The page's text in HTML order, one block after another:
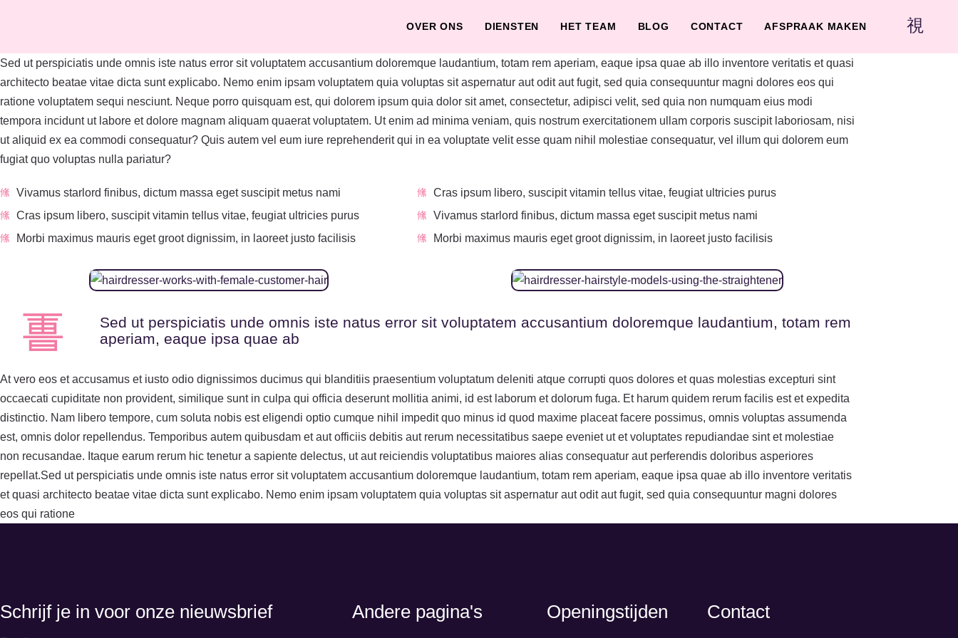
OVER ONS DIENSTEN HET TEAM BLOG CONTACT AFSPRAAK MAKEN
Sed ut perspiciatis unde omnis iste natus error sit voluptatem accusantium doloremque laudantium, totam rem aperiam, eaque ipsa quae ab illo inventore veritatis et quasi
architecto beatae vitae dicta sunt explicabo. Nemo enim ipsam voluptatem quia voluptas sit aspernatur aut odit aut fugit, sed quia consequuntur magni dolores eos qui
ratione voluptatem sequi nesciunt. Neque porro quisquam est, qui dolorem ipsum quia dolor sit amet, consectetur, adipisci velit, sed quia non numquam eius modi
tempora incidunt ut labore et dolore magnam aliquam quaerat voluptatem. Ut enim ad minima veniam, quis nostrum exercitationem ullam corporis suscipit laboriosam, nisi
ut aliquid ex ea commodi consequatur? Quis autem vel eum iure reprehenderit qui in ea voluptate velit esse quam nihil molestiae consequatur, vel illum qui dolorem eum
fugiat quo voluptas nulla pariatur?
Vivamus starlord finibus, dictum massa eget suscipit metus nami
Cras ipsum libero, suscipit vitamin tellus vitae, feugiat ultricies purus
Morbi maximus mauris eget groot dignissim, in laoreet justo facilisis
Cras ipsum libero, suscipit vitamin tellus vitae, feugiat ultricies purus
Vivamus starlord finibus, dictum massa eget suscipit metus nami
Morbi maximus mauris eget groot dignissim, in laoreet justo facilisis
Sed ut perspiciatis unde omnis iste natus error sit voluptatem accusantium doloremque laudantium, totam rem
aperiam, eaque ipsa quae ab
At vero eos et accusamus et iusto odio dignissimos ducimus qui blanditiis praesentium voluptatum deleniti atque corrupti quos dolores et quas molestias excepturi sint
occaecati cupiditate non provident, similique sunt in culpa qui officia deserunt mollitia animi, id est laborum et dolorum fuga. Et harum quidem rerum facilis est et expedita
distinctio. Nam libero tempore, cum soluta nobis est eligendi optio cumque nihil impedit quo minus id quod maxime placeat facere possimus, omnis voluptas assumenda
est, omnis dolor repellendus. Temporibus autem quibusdam et aut officiis debitis aut rerum necessitatibus saepe eveniet ut et voluptates repudiandae sint et molestiae
non recusandae. Itaque earum rerum hic tenetur a sapiente delectus, ut aut reiciendis voluptatibus maiores alias consequatur aut perferendis doloribus asperiores
repellat.Sed ut perspiciatis unde omnis iste natus error sit voluptatem accusantium doloremque laudantium, totam rem aperiam, eaque ipsa quae ab illo inventore veritatis
et quasi architecto beatae vitae dicta sunt explicabo. Nemo enim ipsam voluptatem quia voluptas sit aspernatur aut odit aut fugit, sed quia consequuntur magni dolores
eos qui ratione
Schrijf je in voor onze nieuwsbrief Andere pagina's Openingstijden Contact